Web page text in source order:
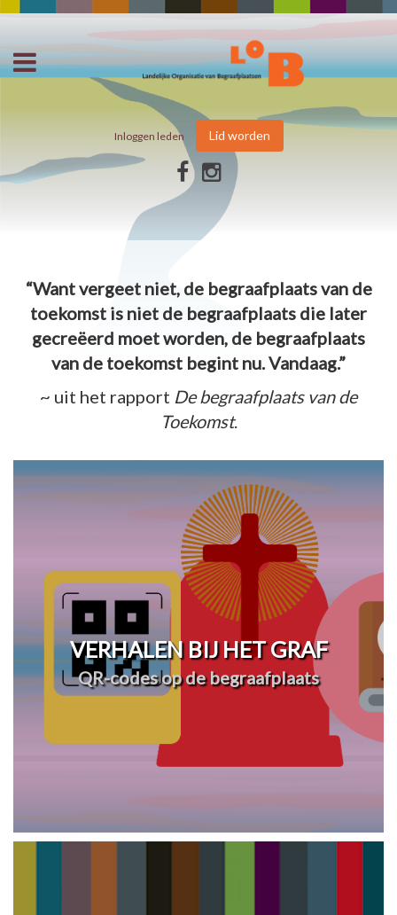
Inloggen leden Lid worden
“Want vergeet niet, de begraafplaats van de
toekomst is niet de begraafplaats die later
gecreëerd moet worden, de begraafplaats
van de toekomst begint nu. Vandaag.”
~ uit het rapport De begraafplaats van de
Toekomst.
VERHALEN BIJ HET GRAF
QR-codes op de begraafplaats